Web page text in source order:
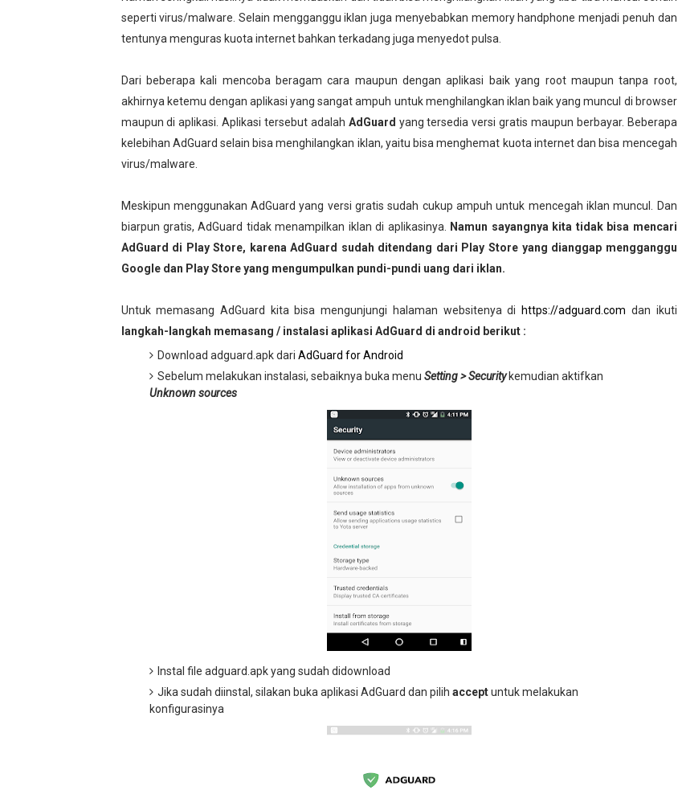
seperti virus/malware. Selain mengganggu iklan juga menyebabkan memory handphone menjadi penuh dan
tentunya menguras kuota internet bahkan terkadang juga menyedot pulsa.
Dari beberapa kali mencoba beragam cara maupun dengan aplikasi baik yang root maupun tanpa root,
akhirnya ketemu dengan aplikasi yang sangat ampuh untuk menghilangkan iklan baik yang muncul di browser
maupun di aplikasi. Aplikasi tersebut adalah AdGuard yang tersedia versi gratis maupun berbayar. Beberapa
kelebihan AdGuard selain bisa menghilangkan iklan, yaitu bisa menghemat kuota internet dan bisa mencegah
virus/malware.
Meskipun menggunakan AdGuard yang versi gratis sudah cukup ampuh untuk mencegah iklan muncul. Dan
biarpun gratis, AdGuard tidak menampilkan iklan di aplikasinya.
Namun sayangnya kita tidak bisa mencari
AdGuard di Play Store, karena AdGuard sudah ditendang dari Play Store yang dianggap mengganggu
Google dan Play Store yang mengumpulkan pundi-pundi uang dari iklan.
Untuk memasang AdGuard kita bisa mengunjungi halaman websitenya di https://adguard.com dan ikuti
langkah-langkah memasang / instalasi aplikasi AdGuard di android berikut :
Download adguard.apk dari AdGuard for Android
Sebelum melakukan instalasi, sebaiknya buka menu Setting > Securitykemudian aktifkan
Unknown sources
Instal file adguard.apk yang sudah didownload
Jika sudah diinstal, silakan buka aplikasi AdGuard dan pilih acceptuntuk melakukan
konfigurasinya